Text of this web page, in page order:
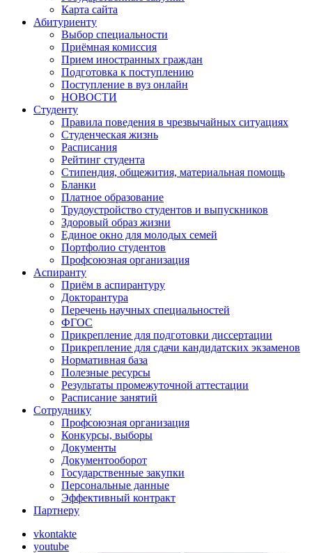
Карта сайта
Абитуриенту
Выбор специальности
Приёмная комиссия
Прием иностранных граждан
Подготовка к поступлению
Поступление в вуз онлайн
НОВОСТИ
Студенту
Правила поведения в чрезвычайных ситуациях
Студенческая жизнь
Расписания
Рейтинг студента
Стипендия, общежития, материальная помощь
Бланки
Платное образование
Трудоустройство студентов и выпускников
Здоровый образ жизни
Единое окно для молодых семей
Портфолио студентов
Профсоюзная организация
Аспиранту
Приём в аспирантуру
Докторантура
Перечень научных специальностей
ФГОС
Прикрепление для подготовки диссертации
Прикрепление для сдачи кандидатских экзаменов
Нормативная база
Полезные ресурсы
Результаты промежуточной аттестации
Расписание занятий
Сотруднику
Профсоюзная организация
Конкурсы, выборы
Документы
Документооборот
Государственные закупки
Персональные данные
Эффективный контракт
Партнеру
vkontakte
youtube